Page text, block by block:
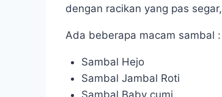
dengan racikan yang pas
Ada beberapa macam sambal :
Sambal Hejo
Sambal Jambal Roti
Sambal Baby cumi